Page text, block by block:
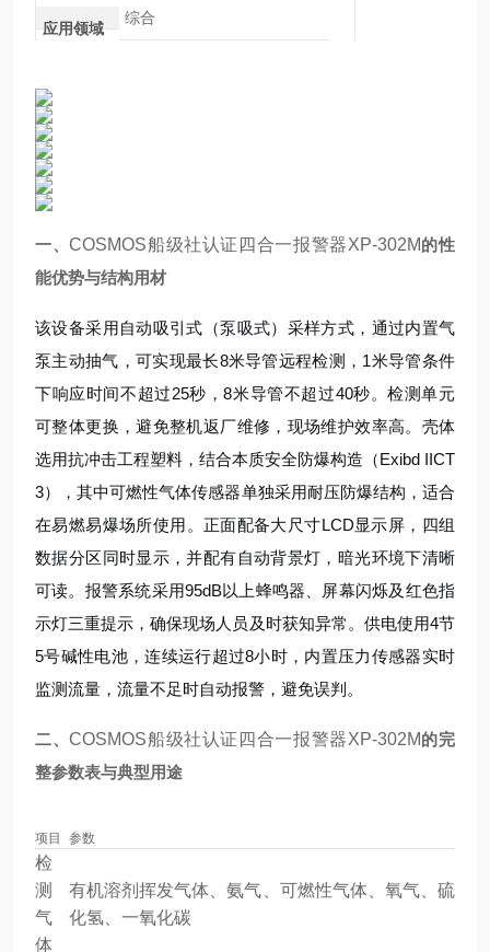
应用领域
综合
一、COSMOS船级社认证四合一报警器XP-302M的性
能优势与结构用材
该设备采用自动吸引式（泵吸式）采样方式，通过内置气
泵主动抽气，可实现最长8米导管远程检测，1米导管条件
下响应时间不超过25秒，8米导管不超过40秒。检测单元
可整体更换，避免整机返厂维修，现场维护效率高。壳体
选用抗冲击工程塑料，结合本质安全防爆构造（Exibd IICT
3），其中可燃性气体传感器单独采用耐压防爆结构，适合
在易燃易爆场所使用。正面配备大尺寸LCD显示屏，四组
数据分区同时显示，并配有自动背景灯，暗光环境下清晰
可读。报警系统采用95dB以上蜂鸣器、屏幕闪烁及红色指
示灯三重提示，确保现场人员及时获知异常。供电使用4节
5号碱性电池，连续运行超过8小时，内置压力传感器实时
监测流量，流量不足时自动报警，避免误判。
二、COSMOS船级社认证四合一报警器XP-302M的完
整参数表与典型用途
项目 参数
检
测
气
体
有机溶剂挥发气体、氨气、可燃性气体、氧气、硫
化氢、一氧化碳